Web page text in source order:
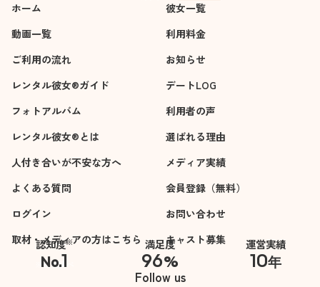
ホーム
彼女一覧
動画一覧
利用料金
ご利用の流れ
お知らせ
レンタル彼女®ガイド
デートLOG
フォトアルバム
利用者の声
レンタル彼女®とは
選ばれる理由
人付き合いが不安な方へ
メディア実績
よくある質問
会員登録（無料）
ログイン
お問い合わせ
取材・メディアの方はこちら
キャスト募集
認知度※
No.1
※自社調べ
満足度
96%
運営実績
10年
Follow us